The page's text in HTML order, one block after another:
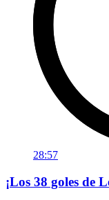
28:57
¡Los 38 goles de